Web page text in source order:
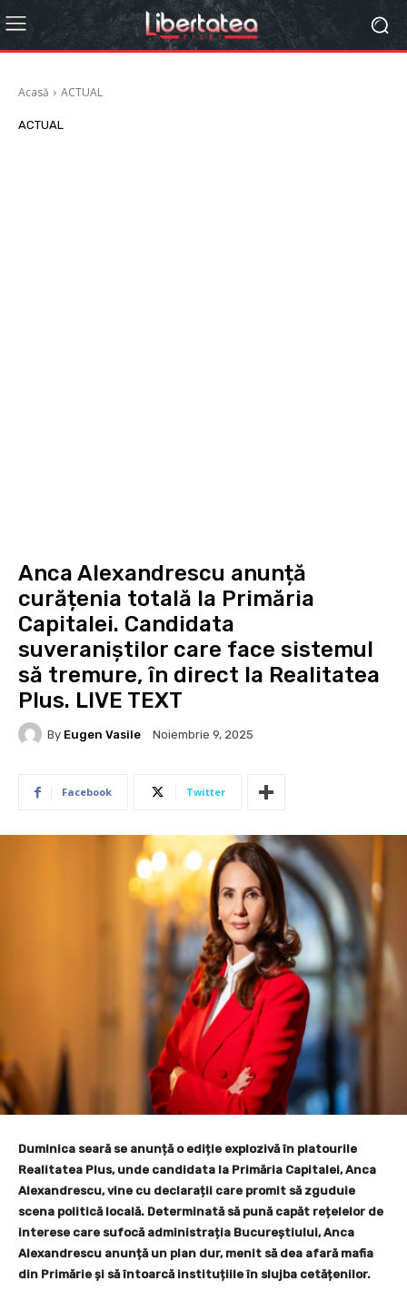
Acasă ACTUAL
ACTUAL
Anca Alexandrescu anunță
curățenia totală la Primăria
Capitalei. Candidata
suveraniștilor care face sistemul
să tremure, în direct la Realitatea
Plus. LIVE TEXT
By Eugen Vasile Noiembrie 9, 2025
Facebook Twitter
Duminica seară se anunță o ediție explozivă în platourile
Realitatea Plus, unde candidata la Primăria Capitalei, Anca
Alexandrescu, vine cu declarații care promit să zguduie
scena politică locală. Determinată să pună capăt rețelelor de
interese care sufocă administrația Bucureștiului, Anca
Alexandrescu anunță un plan dur, menit să dea afară mafia
din Primărie și să întoarcă instituțiile în slujba cetățenilor.